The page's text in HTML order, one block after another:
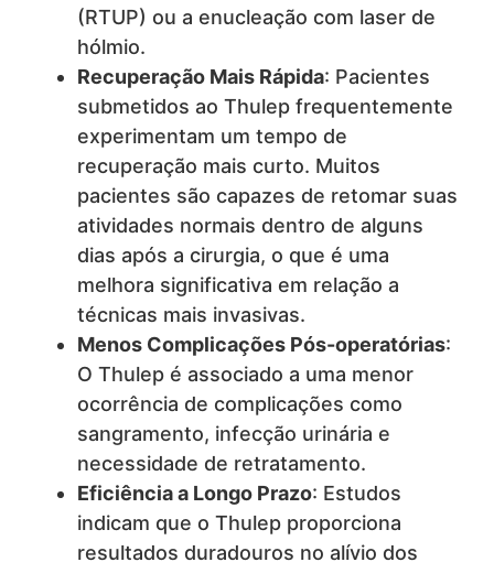
(RTUP) ou a enucleação com laser de
hólmio.
Recuperação Mais Rápida: Pacientes
submetidos ao Thulep frequentemente
experimentam um tempo de
recuperação mais curto. Muitos
pacientes são capazes de retomar suas
atividades normais dentro de alguns
dias após a cirurgia, o que é uma
melhora significativa em relação a
técnicas mais invasivas.
Menos Complicações Pós-operatórias:
O Thulep é associado a uma menor
ocorrência de complicações como
sangramento, infecção urinária e
necessidade de retratamento.
Eficiência a Longo Prazo: Estudos
indicam que o Thulep proporciona
resultados duradouros no alívio dos